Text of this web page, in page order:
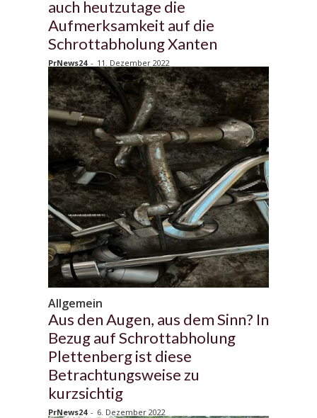
auch heutzutage die
Aufmerksamkeit auf die
Schrottabholung Xanten
PrNews24 - 11. Dezember 2022
Allgemein
Aus den Augen, aus dem Sinn? In
Bezug auf Schrottabholung
Plettenberg ist diese
Betrachtungsweise zu
kurzsichtig
PrNews24 - 6. Dezember 2022